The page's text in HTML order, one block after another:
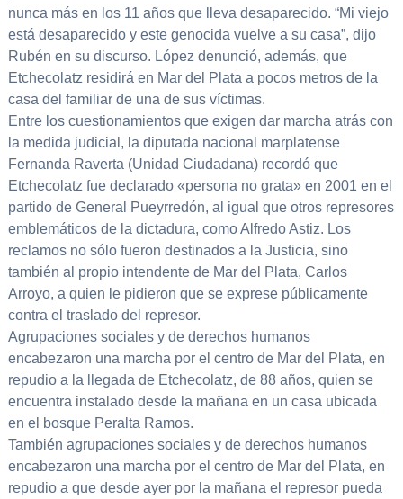
nunca más en los 11 años que lleva desaparecido. “Mi viejo
está desaparecido y este genocida vuelve a su casa”, dijo
Rubén en su discurso. López denunció, además, que
Etchecolatz residirá en Mar del Plata a pocos metros de la
casa del familiar de una de sus víctimas.
Entre los cuestionamientos que exigen dar marcha atrás con
la medida judicial, la diputada nacional marplatense
Fernanda Raverta (Unidad Ciudadana) recordó que
Etchecolatz fue declarado «persona no grata» en 2001 en el
partido de General Pueyrredón, al igual que otros represores
emblemáticos de la dictadura, como Alfredo Astiz. Los
reclamos no sólo fueron destinados a la Justicia, sino
también al propio intendente de Mar del Plata, Carlos
Arroyo, a quien le pidieron que se exprese públicamente
contra el traslado del represor.
Agrupaciones sociales y de derechos humanos
encabezaron una marcha por el centro de Mar del Plata, en
repudio a la llegada de Etchecolatz, de 88 años, quien se
encuentra instalado desde la mañana en un casa ubicada
en el bosque Peralta Ramos.
También agrupaciones sociales y de derechos humanos
encabezaron una marcha por el centro de Mar del Plata, en
repudio a que desde ayer por la mañana el represor pueda